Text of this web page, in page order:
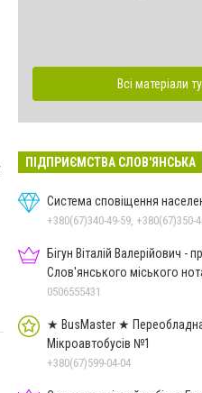
Всі матеріали
ПІДПРИЄМСТВА СЛОВ'ЯНСЬКА
Система сповіщення
+380(67)340-49-59, +380(67)350-
Бігун Віталій Валерійович -
Слов'янського міського
Дон.обл.
0506555431
★ BusMaster ★
Мікроавтобусів №1
+380(67)599-04-04